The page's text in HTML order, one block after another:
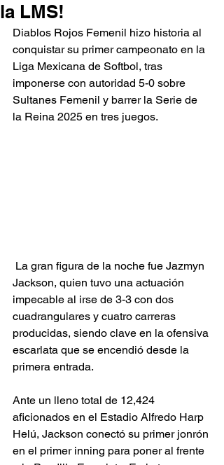
la LMS!
Diablos Rojos Femenil hizo historia al
conquistar su primer campeonato en la
Liga Mexicana de Softbol, tras
imponerse con autoridad 5-0 sobre
Sultanes Femenil y barrer la Serie de
la Reina 2025 en tres juegos.
Jackson, quien tuvo una actuación
impecable al irse de 3-3 con dos
cuadrangulares y cuatro carreras
producidas, siendo clave en la ofensiva
escarlata que se encendió desde la
primera entrada.
Ante un lleno total de 12,424
aficionados en el Estadio Alfredo Harp
Helú, Jackson conectó su primer jonrón
en el primer inning para poner al frente